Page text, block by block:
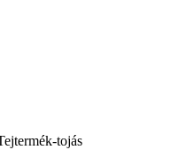
tojás